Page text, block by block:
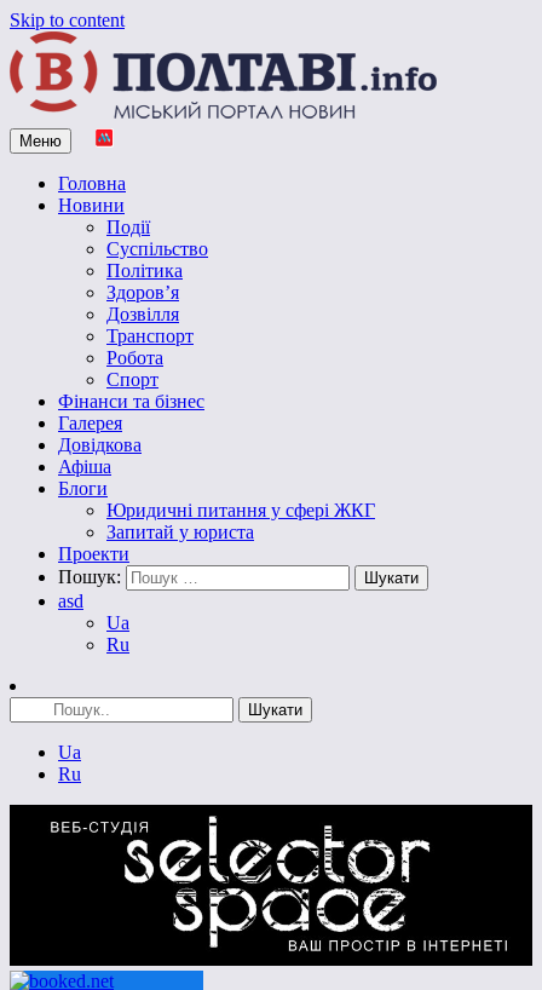
Skip to content
Vpoltave.info
Полтавський портал новин
Меню
Головна
Новини
Події
Суспільство
Політика
Здоров’я
Дозвілля
Транспорт
Робота
Спорт
Фінанси та бізнес
Галерея
Довідкова
Афіша
Блоги
Юридичні питання у сфері ЖКГ
Запитай у юриста
Проекти
Пошук:
asd
Ua
Ru
Ua
Ru